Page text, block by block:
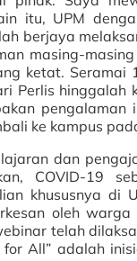
itu, UPM
berjaya
masing-
ketat. Seramai
Perlis hinggalah
pengalaman
ke kampus
dan
COVID-19
khususnya di
oleh warga
telah
All” adalah